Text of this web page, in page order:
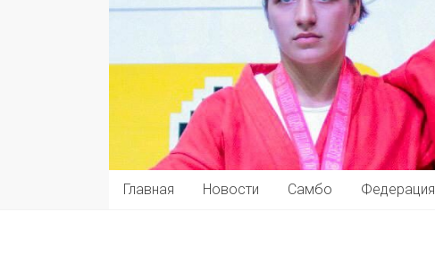
Главная Новости Самбо Федерация